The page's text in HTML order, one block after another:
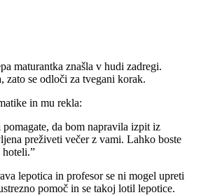
maturantka znašla v hudi zadregi.
zato se odloči za tvegani korak.
in mu rekla:
da bom napravila izpit iz
preživeti večer z vami. Lahko boste
hoteli.”
lepotica in profesor se ni mogel upreti
pomoč in se takoj lotil lepotice.